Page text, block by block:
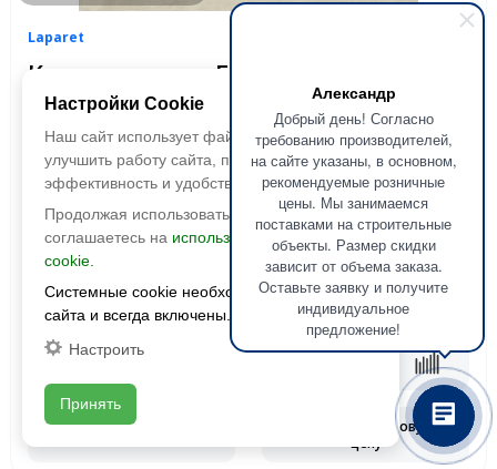
Александр
Добрый день! Согласно
требованию производителей,
на сайте указаны, в основном,
рекомендуемые розничные
цены. Мы занимаемся
поставками на строительные
объекты. Размер скидки
зависит от объема заказа.
Оставьте заявку и получите
индивидуальное
предложение!
Laparet
Керамогранит Evolution Crema
(Эволюшн Крема) SG50000920R
1191x595 Матовый Карвинг
Размер:
1191x595
Фактура:
матовая, карвинг
Тип:глазурованная
Толщина:9 мм
Цвета:
1 990 руб./м2 2590 руб./м
В корзину
Запросить оптовую
цену
Настройки Cookie
Наш сайт использует файлы cookie, чтобы
улучшить работу сайта, повысить его
эффективность и удобство.
Продолжая использовать сайт, вы
соглашаетесь на использование файлов
cookie.
Системные cookie необходимы для работы
сайта и всегда включены.
Настроить
Принять